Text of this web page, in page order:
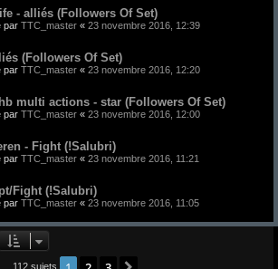
- alliés (Followers Of Set)
par TTC_master « 23 novembre 2016, 12:39
(Followers Of Set)
par TTC_master « 23 novembre 2016, 12:20
multi actions - star (Followers Of Set)
par TTC_master « 23 novembre 2016, 12:00
- Fight (!Salubri)
par TTC_master « 23 novembre 2016, 11:21
Fight (!Salubri)
par TTC_master « 23 novembre 2016, 11:05
112 sujets